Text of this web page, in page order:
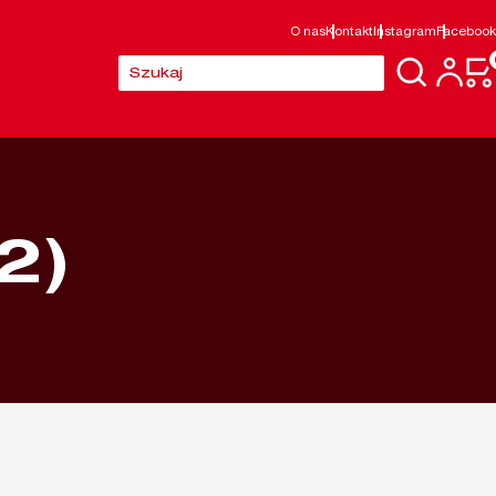
O nasKontakt Instagram Facebook